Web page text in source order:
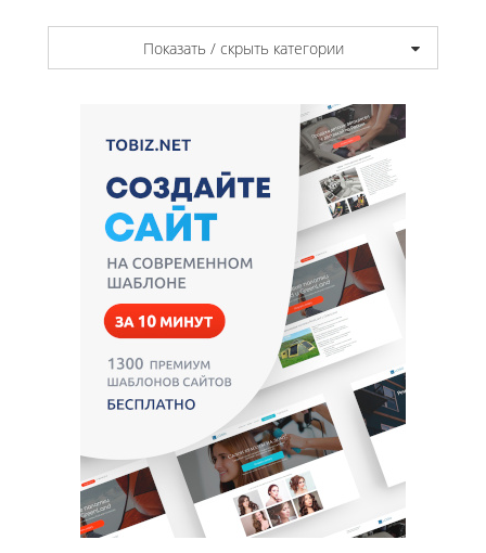
Показать / скрыть категории